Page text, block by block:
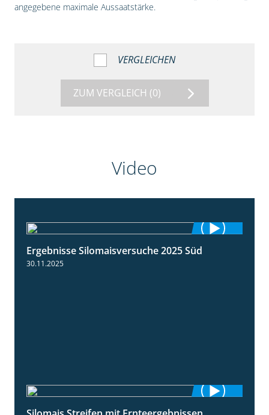
angegebene maximale Aussaatstärke.
VERGLEICHEN
ZUM VERGLEICH (0)
Video
Ergebnisse Silomaisversuche 2025 Süd
30.11.2025